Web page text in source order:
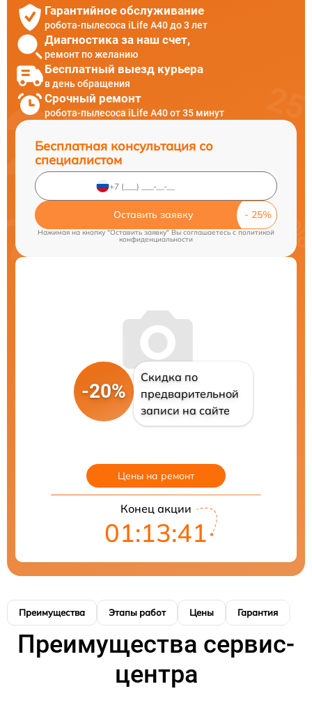
Гарантийное обслуживание
робота-пылесоса iLife A40 до 3 лет
Диагностика за наш счет,
ремонт по желанию
Бесплатный выезд курьера
в день обращения
Срочный ремонт
робота-пылесоса iLife A40 от 35 минут
Бесплатная консультация со
специалистом
Оставить заявку
Нажимая на кнопку "Оставить заявку" Вы соглашаетесь c политикой
конфиденциальности
-20%
Скидка по
предварительной
записи на сайте
Цены на ремонт
Конец акции
01:13:41
Преимущества Этапы работ Цены Гарантия
Преимущества сервис-
центра